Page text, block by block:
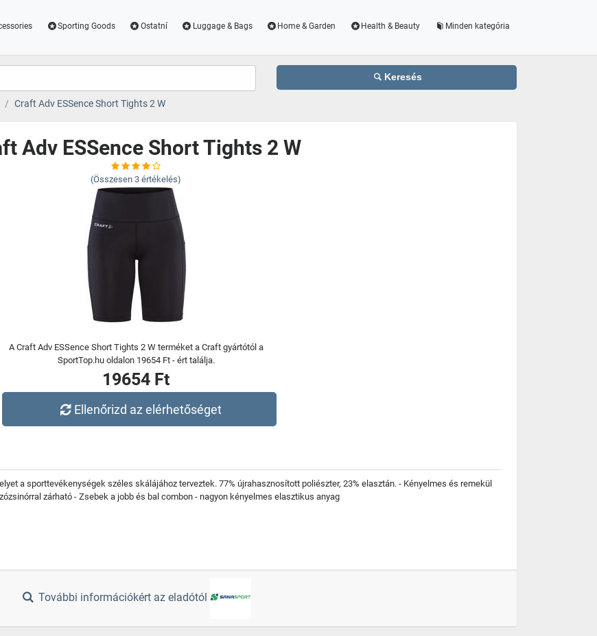
Sporting Goods Ostatní Luggage & Bags Home & Garden Health & Beauty Minden kategória
Keresés
Craft Adv ESSence Short Tights 2 W
Adv ESSence Short Tights 2 W
(Összesen 3 értékelés)
A Craft Adv ESSence Short Tights 2 W terméket a Craft gyártótól a
SportTop.hu oldalon 19654 Ft - ért találja.
19654 Ft
Ellenőrizd az elérhetőséget
a sporttevékenységek széles skálájához terveztek. 77% újrahasznosított poliészter, 23% elasztán. - Kényelmes és remekül
zárható - Zsebek a jobb és bal combon - nagyon kényelmes elasztikus anyag
További információkért az eladótól